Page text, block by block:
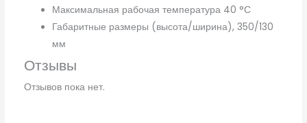
Максимальная рабочая температура 40 °С
Габаритные размеры (высота/ширина), 350/130
мм
Отзывы
Отзывов пока нет.